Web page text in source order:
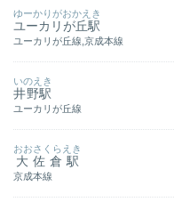
ユーカリが丘駅
ゆーかりがおかえき
ユーカリが丘線,京成本線
井野駅
いのえき
ユーカリが丘線
大佐倉駅
おおさくらえき
京成本線